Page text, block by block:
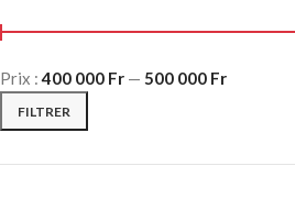
FILTRER
Prix :400 000 Fr — 500 000 Fr